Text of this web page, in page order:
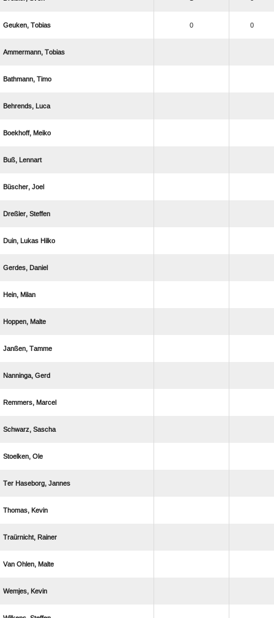
  0 0
 
 
 
 
 
 
 
  
 
 
 
 
 
 
 
 
  
 
 
  
 